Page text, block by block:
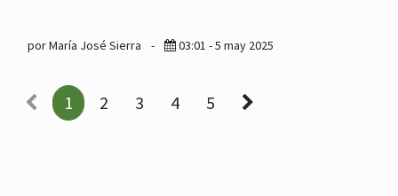
por María José Sierra - 03:01 - 5 may 2025
1 2 3 4 5